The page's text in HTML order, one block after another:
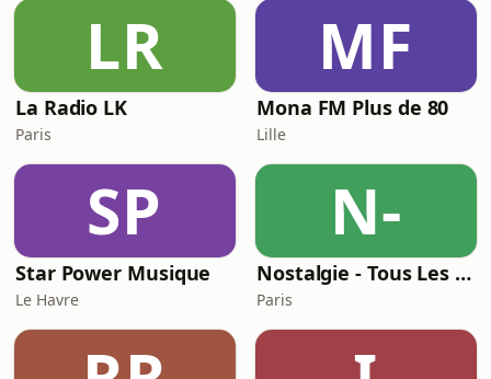
LR
La Radio LK
Paris
MF
Mona FM Plus de 80
Lille
SP
Star Power Musique
Le Havre
N-
Nostalgie - Tous Les Tubes 80
Paris